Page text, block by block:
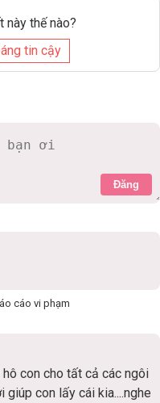
này thế nào?
tin cậy
Đăng
cáo vi phạm
con cho tất cả các ngôi
giúp con lấy cái kia....nghe